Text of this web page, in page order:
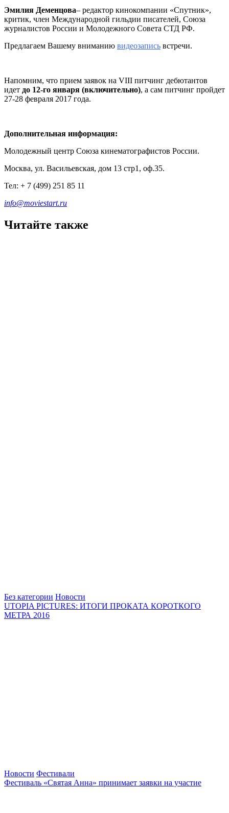
Эмилия Деменцова– редактор кинокомпании «Спутник»,
критик, член Международной гильдии писателей, Союза
журналистов России и Молодежного Совета СТД РФ.
Предлагаем Вашему вниманию видеозапись встречи.
Напомним, что прием заявок на VIII питчинг дебютантов
идет до 12-го января (включительно), а сам питчинг пройдет
27-28 февраля 2017 года.
Дополнительная информация:
Молодежный центр Союза кинематографистов России.
Москва, ул. Васильевская, дом 13 стр1, оф.35.
Тел: + 7 (499) 251 85 11
info@moviestart.ru
Читайте также
Без категории Новости
UTOPIA PICTURES: ИТОГИ ПРОКАТА КОРОТКОГО
МЕТРА 2016
Новости Фестивали
Фестиваль «Святая Анна» принимает заявки на участие